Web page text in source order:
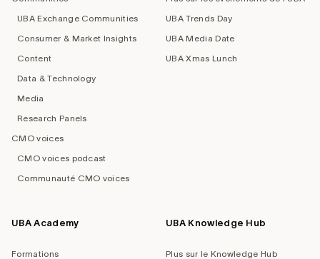
UBA Exchange Communities
Consumer & Market Insights
Content
Data & Technology
Media
Research Panels
CMO voices
CMO voices podcast
Communauté CMO voices
UBA Trends Day
UBA Media Date
UBA Xmas Lunch
UBA Academy
Formations
UBA Knowledge Hub
Plus sur le Knowledge Hub